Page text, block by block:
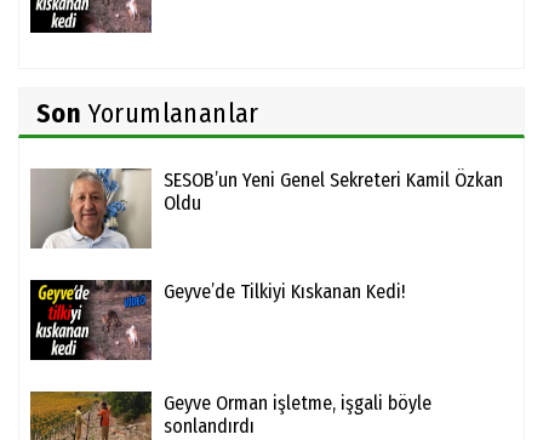
Son Yorumlananlar
SESOB’un Yeni Genel Sekreteri Kamil Özkan
Oldu
Geyve’de Tilkiyi Kıskanan Kedi!
Geyve Orman işletme, işgali böyle
sonlandırdı